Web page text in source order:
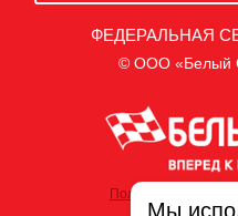
ФЕДЕРАЛЬНАЯ
© ООО «Белый
Политика
Мы